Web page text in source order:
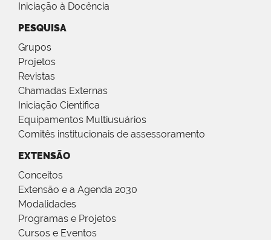
Iniciação à Docência
PESQUISA
Grupos
Projetos
Revistas
Chamadas Externas
Iniciação Científica
Equipamentos Multiusuários
Comitês institucionais de assessoramento
EXTENSÃO
Conceitos
Extensão e a Agenda 2030
Modalidades
Programas e Projetos
Cursos e Eventos